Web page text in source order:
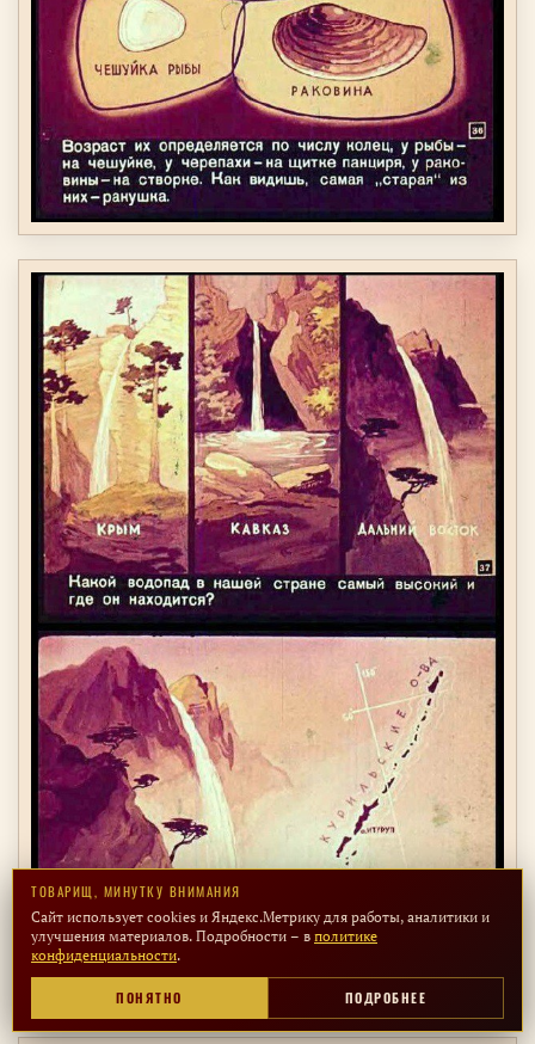
ТОВАРИЩ, МИНУТКУ ВНИМАНИЯ
Сайт использует cookies и Яндекс.Метрику для работы, аналитики и
улучшения материалов. Подробности – в политике
конфиденциальности.
ПОНЯТНО ПОДРОБНЕЕ